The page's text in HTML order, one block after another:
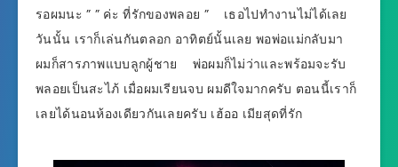
รอผมนะ ” ” ค่ะ ที่รักของพลอย ” เธอไปทำงานไม่ได้เลย
วันนั้น เราก็เล่นกันตลอก อาทิตย์นั้นเลย พอพ่อแม่กลับมา
ผมก็สารภาพแบบลูกผู้ชาย พ่อผมก็ไม่ว่าและพร้อมจะรับ
พลอยเป็นสะไภ้ เมื่อผมเรียนจบ ผมดีใจมากครับ ตอนนี้เราก็
เลยได้นอนห้องเดียวกันเลยครับ เฮ้ออ เมียสุดที่รัก